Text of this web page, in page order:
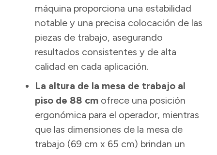
máquina proporciona una estabilidad
notable y una precisa colocación de las
piezas de trabajo, asegurando
resultados consistentes y de alta
calidad en cada aplicación.
La altura de la mesa de trabajo al
piso de 88 cm ofrece una posición
ergonómica para el operador, mientras
que las dimensiones de la mesa de
trabajo (69 cm x 65 cm) brindan un